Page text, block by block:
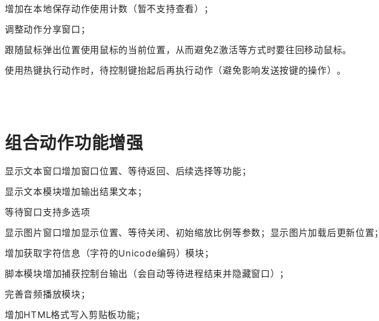
增加在本地保存动作使用计数（暂不支持查看）；
调整动作分享窗口；
跟随鼠标弹出位置使用鼠标的当前位置，从而避免Z激活等方式时要往回移动鼠标。
使用热键执行动作时，待控制键抬起后再执行动作（避免影响发送按键的操作）。
组合动作功能增强
显示文本窗口增加窗口位置、等待返回、后续选择等功能；
显示文本模块增加输出结果文本；
等待窗口支持多选项
显示图片窗口增加显示位置、等待关闭、初始缩放比例等参数；显示图片加载后更新位置；
增加获取字符信息（字符的Unicode编码）模块；
脚本模块增加捕获控制台输出（会自动等待进程结束并隐藏窗口）；
完善音频播放模块；
增加HTML格式写入剪贴板功能；